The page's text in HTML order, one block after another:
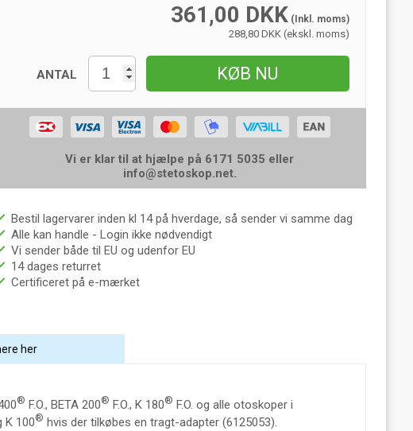
361,00 DKK (Inkl. moms)
288,80 DKK (ekskl. moms)
ANTAL KØB NU
Vi er klar til at hjælpe på 6171 5035 eller
info@stetoskop.net.
Bestil lagervarer inden kl 14 på hverdage, så sender vi samme dag
Alle kan handle - Login ikke nødvendigt
Vi sender både til EU og udenfor EU
14 dages returret
Certificeret på e-mærket
her
® F.O., BETA 200® F.O., K 180® F.O. og alle otoskoper i
K 100® hvis der tilkøbes en tragt-adapter (6125053).